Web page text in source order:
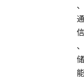
、
通
信
、
储
能